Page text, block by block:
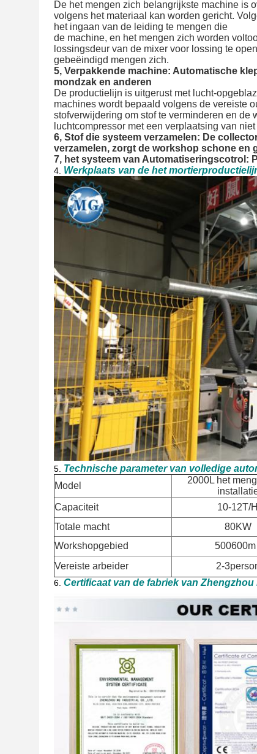
De het mengen zich belangrijkste machine is
volgens het materiaal kan worden gericht.
het ingaan van de leiding te mengen die
de machine, en het mengen zich worden
lossingsdeur van de mixer voor lossing te
gebeëindigd mengen zich.
5, Verpakkende machine: Automatische
mondzak en anderen
De productielijn is uitgerust met lucht-
machines wordt bepaald volgens de vereiste
stofverwijdering om stof te verminderen en de
luchtcompressor met een verplaatsing van
6, Stof die systeem verzamelen: De
verzamelen, zorgt de workshop schone en
7, het systeem van Automatiseringscotrol:
4. Werkplaats van de het
5. Technische parameter van volledige
Model
2000L het
Capaciteit 10-12T/H
Totale macht
80KW
Workshopgebied
500600m
Vereiste arbeider
2-
6. Certificaat van de fabriek van Zhengzhou